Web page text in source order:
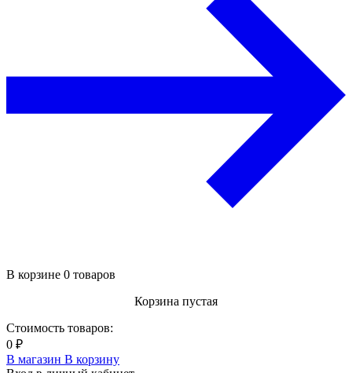
В корзине 0 товаров
Корзина пустая
Стоимость товаров:
0 ₽
В магазин В корзину